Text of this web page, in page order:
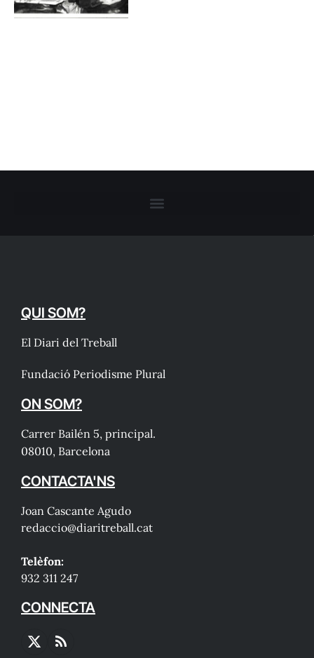
QUI SOM?
El Diari del Treball
Fundació Periodisme Plural
ON SOM?
Carrer Bailén 5, principal.
08010, Barcelona
CONTACTA'NS
Joan Cascante Agudo
redaccio@diaritreball.cat
Telèfon:
932 311 247
CONNECTA
X
RSS